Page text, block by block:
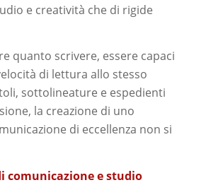
e creatività che di rigide
quanto scrivere, essere capaci
di lettura allo stesso
sottolineature e espedienti
la creazione di uno
di eccellenza non si
comunicazione e studio